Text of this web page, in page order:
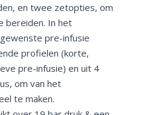
en twee zetopties, om
bereiden. In het
pre-infusie
profielen (korte,
pre-infusie) en uit 4
om van het
te maken.